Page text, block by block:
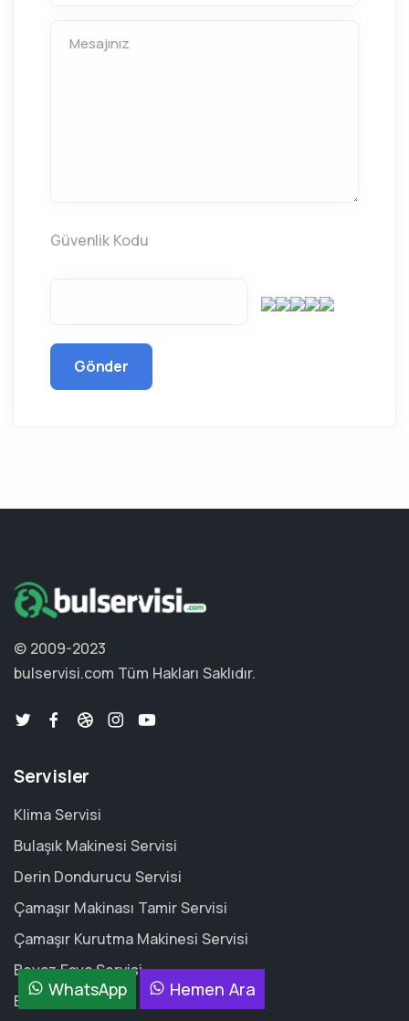
Mesajınız
Güvenlik Kodu
Gönder
© 2009-2023
bulservisi.com Tüm Hakları Saklıdır.
Servisler
Klima Servisi
Bulaşık Makinesi Servisi
Derin Dondurucu Servisi
Çamaşır Makinası Tamir Servisi
Çamaşır Kurutma Makinesi Servisi
Beyaz Eşya Servisi
Buzdolabı Servisi
WhatsApp Hemen Ara